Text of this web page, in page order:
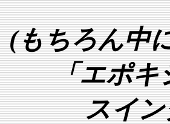
(もちろん中
「エポキ
スイ